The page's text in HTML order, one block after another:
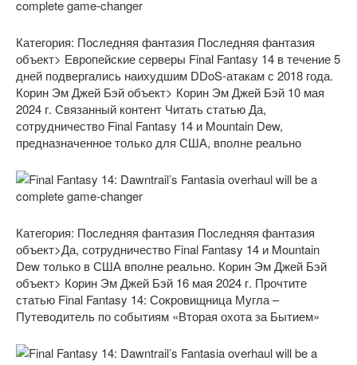
Категория: Последняя фантазия Последняя фантазия
объект> Европейские серверы Final Fantasy 14 в течение 5
дней подвергались наихудшим DDoS-атакам с 2018 года.
Корин Эм Джей Бэй объект> Корин Эм Джей Бэй 10 мая
2024 г. Связанный контент Читать статью Да,
сотрудничество Final Fantasy 14 и Mountain Dew,
предназначенное только для США, вполне реально
Категория: Последняя фантазия Последняя фантазия
объект>Да, сотрудничество Final Fantasy 14 и Mountain
Dew только в США вполне реально. Корин Эм Джей Бэй
объект> Корин Эм Джей Бэй 16 мая 2024 г. Прочтите
статью Final Fantasy 14: Сокровищница Мугла –
Путеводитель по событиям «Вторая охота за Бытием»